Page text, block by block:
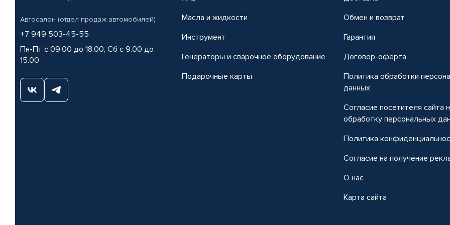
Автосалон (отдел продаж автомобилей)
+7 949 503-45-55
Пн-Пт с 09.00 до 18.00, Сб с 9.00 до
15.00
Масла и жидкости
Инструмент
Генераторы и сварочное оборудование
Подарочные карты
Обмен и возврат
Гарантия
Договор-оферта
Политика обработки
данных
Согласие посетителя сайта
обработку персональных
Политика
Согласие на получение
О нас
Карта сайта